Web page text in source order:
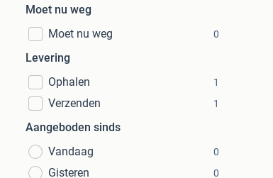
Moet nu weg
Moet nu weg
0
Levering
Ophalen
1
Verzenden 1
Aangeboden sinds
Vandaag
0
Gisteren 0